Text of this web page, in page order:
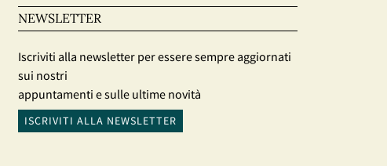
NEWSLETTER
Iscriviti alla newsletter per essere sempre aggiornati
sui nostri
appuntamenti e sulle ultime novità
ISCRIVITI ALLA NEWSLETTER